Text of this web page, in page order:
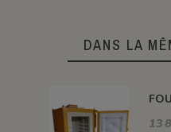
DANS LA
13